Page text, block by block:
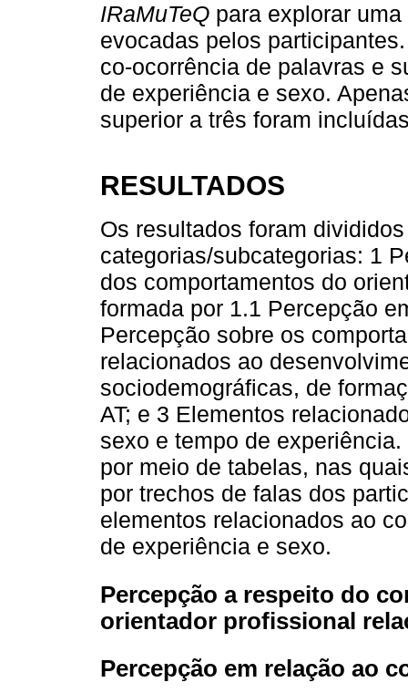
IRaMuTeQ para explorar
evocadas pelos
co-ocorrência de palavras e
de experiência e sexo.
superior a três foram
RESULTADOS
Os resultados foram
categorias/subcategorias: 1
dos comportamentos do
formada por 1.1 Percepção
Percepção sobre os
relacionados ao
sociodemográficas, de
AT; e 3 Elementos
sexo e tempo de
por meio de tabelas, nas
por trechos de falas dos
elementos relacionados ao
de experiência e sexo.
Percepção a respeito do
orientador profissional
Percepção em relação ao